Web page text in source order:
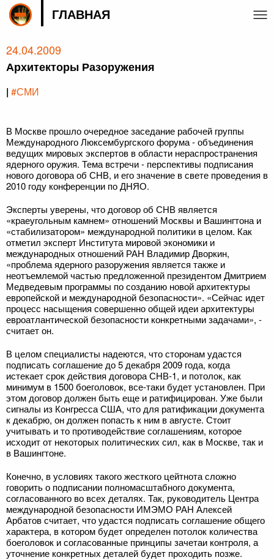
ГЛАВНАЯ
24.04.2009
Архитекторы Разоружения
| #СМИ
В Москве прошло очередное заседание рабочей группы
Международного Люксембургского форума - объединения
ведущих мировых экспертов в области нераспространения
ядерного оружия. Тема встречи - перспективы подписания
нового договора об СНВ, и его значение в свете проведения в
2010 году конференции по ДНЯО.
Эксперты уверены, что договор об СНВ является
«краеугольным камнем» отношений Москвы и Вашингтона и
«стабилизатором» международной политики в целом. Как
отметил эксперт Института мировой экономики и
международных отношений РАН Владимир Дворкин,
«проблема ядерного разоружения является также и
неотъемлемой частью предложенной президентом Дмитрием
Медведевым программы по созданию новой архитектуры
европейской и международной безопасности». «Сейчас идет
процесс насыщения совершенно общей идеи архитектуры
евроатлантической безопасности конкретными задачами», -
считает он.
В целом специалисты надеются, что сторонам удастся
подписать соглашение до 5 декабря 2009 года, когда
истекает срок действия договора СНВ-1, и потолок, как
минимум в 1500 боеголовок, все-таки будет установлен. При
этом договор должен быть еще и ратифицирован. Уже были
сигналы из Конгресса США, что для ратификации документа
к декабрю, он должен попасть к ним в августе. Стоит
учитывать и то противодействие соглашениям, которое
исходит от некоторых политических сил, как в Москве, так и
в Вашингтоне.
Конечно, в условиях такого жесткого цейтнота сложно
говорить о подписании полномасштабного документа,
согласованного во всех деталях. Так, руководитель Центра
международной безопасности ИМЭМО РАН Алексей
Арбатов считает, что удастся подписать соглашение общего
характера, в котором будет определен потолок количества
боеголовок и согласованные принципы зачетаи контроля, а
уточнение конкретных деталей будет проходить позже.